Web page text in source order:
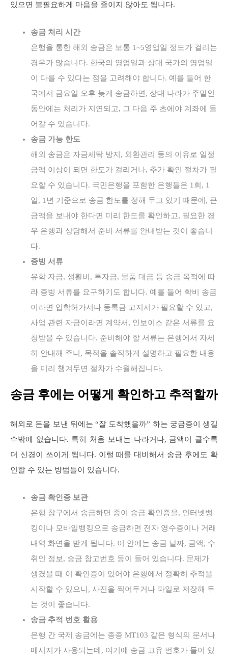
있으면 불필요하게 마음을 졸이지 않아도 됩니다.
송금 처리 시간
은행을 통한 해외 송금은 보통 1~5영업일 정도가 걸리는
경우가 많습니다. 한국의 영업일과 상대 국가의 영업일
이 다를 수 있다는 점을 고려해야 합니다. 예를 들어 한
국에서 금요일 오후 늦게 송금하면, 상대 나라가 주말인
동안에는 처리가 지연되고, 그 다음 주 초에야 계좌에 들
어갈 수 있습니다.
송금 가능 한도
해외 송금은 자금세탁 방지, 외환관리 등의 이유로 일정
금액 이상이 되면 한도가 걸리거나, 추가 확인 절차가 필
요할 수 있습니다. 국민은행을 포함한 은행들은 1회, 1
일, 1년 기준으로 송금 한도를 정해 두고 있기 때문에, 큰
금액을 보내야 한다면 미리 한도를 확인하고, 필요한 경
우 은행과 상담해서 준비 서류를 안내받는 것이 좋습니
다.
증빙 서류
유학 자금, 생활비, 투자금, 물품 대금 등 송금 목적에 따
라 증빙 서류를 요구하기도 합니다. 예를 들어 학비 송금
이라면 입학허가서나 등록금 고지서가 필요할 수 있고,
사업 관련 자금이라면 계약서, 인보이스 같은 서류를 요
청받을 수 있습니다. 준비해야 할 서류는 은행에서 자세
히 안내해 주니, 목적을 솔직하게 설명하고 필요한 내용
을 미리 챙겨두면 절차가 수월해집니다.
송금 후에는 어떻게 확인하고 추적할까
해외로 돈을 보낸 뒤에는 “잘 도착했을까” 하는 궁금증이 생길
수밖에 없습니다. 특히 처음 보내는 나라거나, 금액이 클수록
더 신경이 쓰이게 됩니다. 이럴 때를 대비해서 송금 후에도 확
인할 수 있는 방법들이 있습니다.
송금 확인증 보관
은행 창구에서 송금하면 종이 송금 확인증을, 인터넷뱅
킹이나 모바일뱅킹으로 송금하면 전자 영수증이나 거래
내역 화면을 받게 됩니다. 이 안에는 송금 날짜, 금액, 수
취인 정보, 송금 참고번호 등이 들어 있습니다. 문제가
생겼을 때 이 확인증이 있어야 은행에서 정확히 추적을
시작할 수 있으니, 사진을 찍어두거나 파일로 저장해 두
는 것이 좋습니다.
송금 추적 번호 활용
은행 간 국제 송금에는 종종 MT103 같은 형식의 문서나
메시지가 사용되는데, 여기에 송금 고유 번호가 들어 있